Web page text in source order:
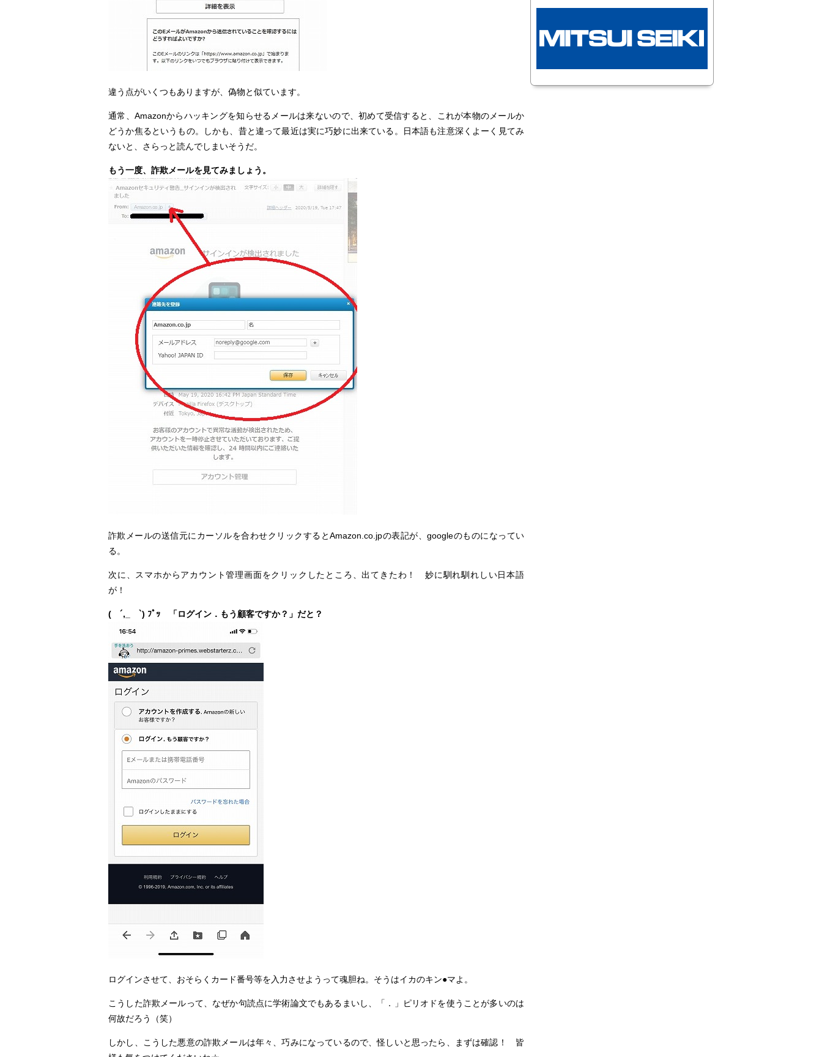
違う点がいくつもありますが、偽物と似ています。
通常、Amazonからハッキングを知らせるメールは来ないので、初めて受信すると、これが本物のメールか
どうか焦るというもの。しかも、昔と違って最近は実に巧妙に出来ている。日本語も注意深くよーく見てみ
ないと、さらっと読んでしまいそうだ。
もう一度、詐欺メールを見てみましょう。
詐欺メールの送信元にカーソルを合わせクリックするとAmazon.co.jpの表記が、googleのものになってい
る。
次に、スマホからアカウント管理画面をクリックしたところ、出てきたわ！ 妙に馴れ馴れしい日本語
が！
( ´,_ゝ`) ﾌﾟｯ 「ログイン．もう顧客ですか？」だと？
ログインさせて、おそらくカード番号等を入力させようって魂胆ね。そうはイカのキン●マよ。
こうした詐欺メールって、なぜか句読点に学術論文でもあるまいし、「．」ピリオドを使うことが多いのは
何故だろう（笑）
しかし、こうした悪意の詐欺メールは年々、巧みになっているので、怪しいと思ったら、まずは確認！ 皆